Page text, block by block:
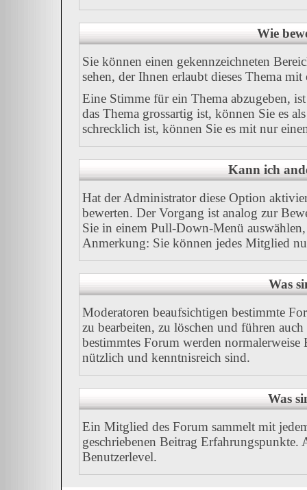
Wie
Sie können einen gekennzeichneten
sehen, der Ihnen erlaubt dieses Thema
Eine Stimme für ein Thema abzugeben,
das Thema grossartig ist, können Sie es
schrecklich ist, können Sie es mit nur
Kann ich
Hat der Administrator diese Option
bewerten. Der Vorgang ist analog zur
Sie in einem Pull-Down-Menü
Anmerkung: Sie können jedes Mitglied
Was
Moderatoren beaufsichtigen bestimmte
zu bearbeiten, zu löschen und führen
bestimmtes Forum werden normalerweise
nützlich und kenntnisreich sind.
Was
Ein Mitglied des Forum sammelt mit
geschriebenen Beitrag Erfahrungspunkte.
Benutzerlevel.